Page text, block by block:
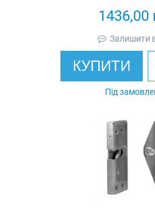
1436,00
Залишити
КУПИТИ
Під